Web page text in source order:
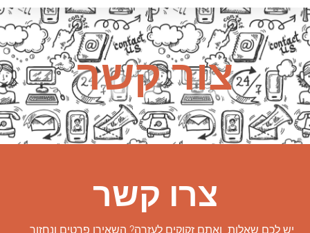
צור קשר
צרו קשר
יש לכם שאלות ואתם זקוקים לעזרה? השאירו פרטים ונחזור